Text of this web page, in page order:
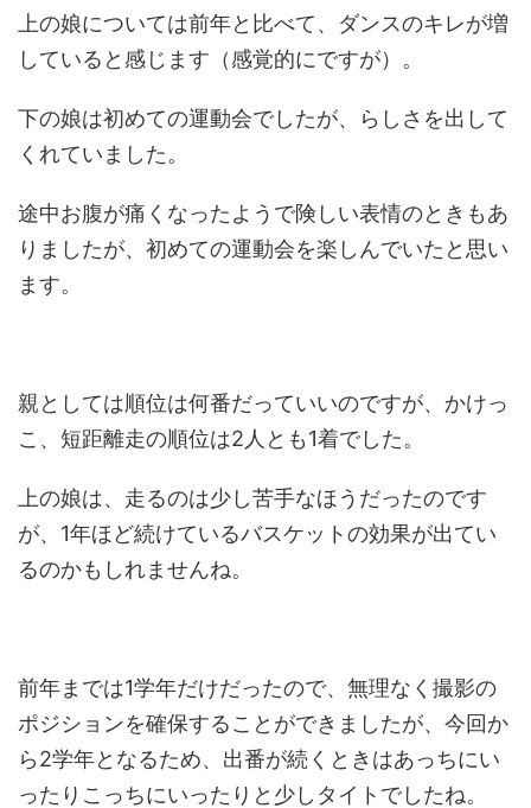
上の娘については前年と比べて、ダンスのキレが増
していると感じます（感覚的にですが）。
下の娘は初めての運動会でしたが、らしさを出して
くれていました。
途中お腹が痛くなったようで険しい表情のときもあ
りましたが、初めての運動会を楽しんでいたと思い
ます。
親としては順位は何番だっていいのですが、かけっ
こ、短距離走の順位は2人とも1着でした。
上の娘は、走るのは少し苦手なほうだったのです
が、1年ほど続けているバスケットの効果が出てい
るのかもしれませんね。
前年までは1学年だけだったので、無理なく撮影の
ポジションを確保することができましたが、今回か
ら2学年となるため、出番が続くときはあっちにい
ったりこっちにいったりと少しタイトでしたね。